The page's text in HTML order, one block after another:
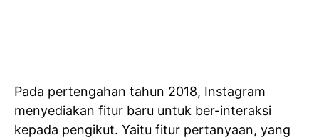
Pada pertengahan tahun 2018, Instagram
menyediakan fitur baru untuk ber-interaksi
kepada pengikut. Yaitu fitur pertanyaan, yang